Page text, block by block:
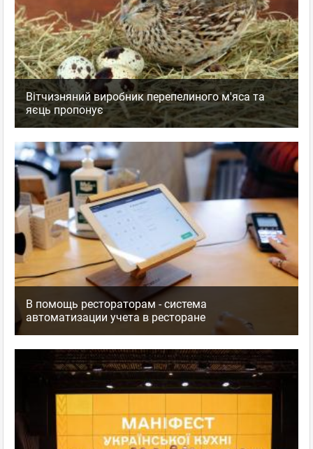
Вітчизняний виробник перепелиного м'яса та
яєць пропонує
В помощь рестораторам - система
автоматизации учета в ресторане